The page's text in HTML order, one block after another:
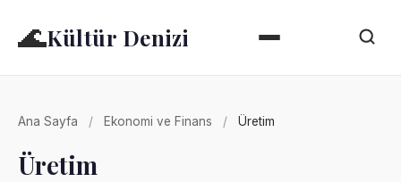
🌊Kültür Denizi
Ana Sayfa / Ekonomi ve Finans / Üretim
Üretim